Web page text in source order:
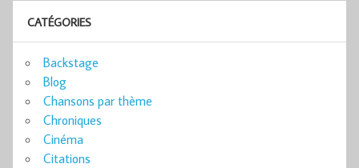
CATÉGORIES
Backstage
Blog
Chansons par thème
Chroniques
Cinéma
Citations